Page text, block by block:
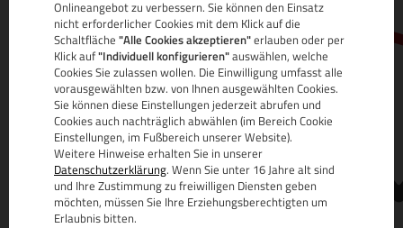
Onlineangebot zu verbessern. Sie können den Einsatz
nicht erforderlicher Cookies mit dem Klick auf die
Schaltfläche "Alle Cookies akzeptieren"erlauben oder per
Klick auf"Individuell konfigurieren"auswählen, welche
Cookies Sie zulassen wollen. Die Einwilligung umfasst alle
vorausgewählten bzw. von Ihnen ausgewählten Cookies.
Sie können diese Einstellungen jederzeit abrufen und
Cookies auch nachträglich abwählen (im Bereich Cookie
Einstellungen, im Fußbereich unserer Website).
Weitere Hinweise erhalten Sie in unserer
Datenschutzerklärung. Wenn Sie unter 16 Jahre alt sind
und Ihre Zustimmung zu freiwilligen Diensten geben
möchten, müssen Sie Ihre Erziehungsberechtigten um
Erlaubnis bitten.